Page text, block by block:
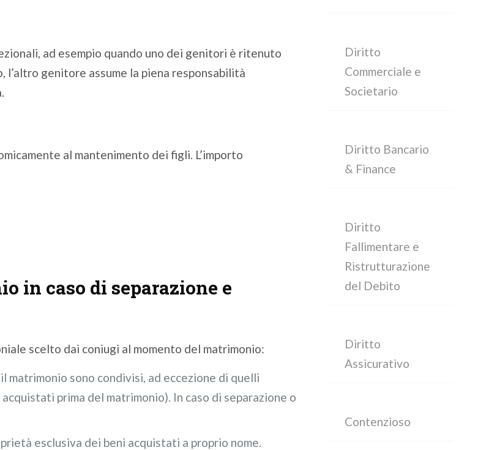
ad esempio quando uno dei genitori è ritenuto
genitore assume la piena responsabilità
al mantenimento dei figli. L’importo
in caso di separazione e
scelto dai coniugi al momento del matrimonio:
matrimonio sono condivisi, ad eccezione di quelli
prima del matrimonio). In caso di separazione o
esclusiva dei beni acquistati a proprio nome.
Diritto
Commerciale e
Societario
Diritto Bancario
& Finance
Diritto
Fallimentare e
Ristrutturazione
del Debito
Diritto
Assicurativo
Contenzioso